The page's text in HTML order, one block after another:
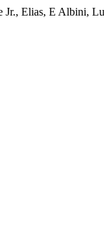
Elias, E Albini,